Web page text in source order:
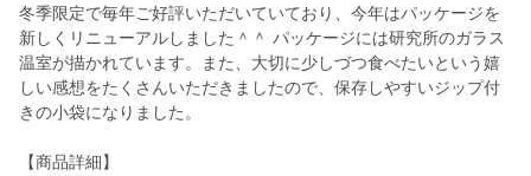
冬季限定で毎年ご好評いただいていており、今年はパッケージを
新しくリニューアルしました＾＾ パッケージには研究所のガラス
温室が描かれています。また、大切に少しづつ食べたいという嬉
しい感想をたくさんいただきましたので、保存しやすいジップ付
きの小袋になりました。
【商品詳細】